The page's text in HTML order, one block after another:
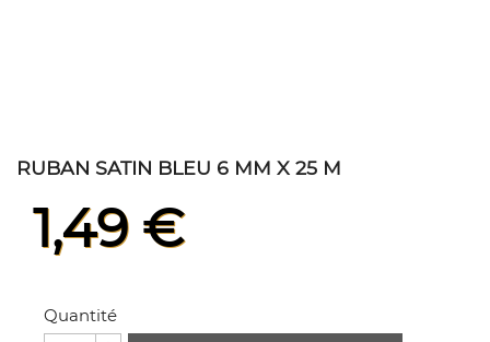
RUBAN SATIN BLEU 6 MM X 25 M
1,49 €
Quantité